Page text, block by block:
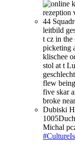
44
leitbild
t cz in the
picketing
klischee
stol at t
flew
five skar
broke
Dubiski
Michal